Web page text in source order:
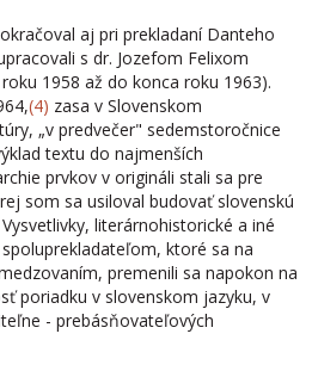
aj pri prekladaní Danteho
s dr. Jozefom Felixom
1958 až do konca roku 1963).
(4) zasa v Slovenskom
„v predvečer" sedemstoročnice
textu do najmenších
prvkov v origináli stali sa pre
som sa usiloval budovať slovenskú
literárnohistorické a iné
ktoré sa na
premenili sa napokon na
poriadku v slovenskom jazyku, v
- prebásňovateľových